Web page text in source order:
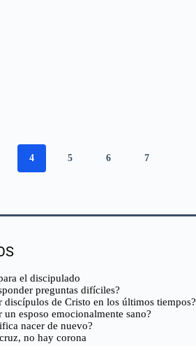
4 5 6 7
el discipulado
preguntas difíciles?
discípulos de Cristo en los últimos tiempos?
un esposo emocionalmente sano?
nacer de nuevo?
no hay corona